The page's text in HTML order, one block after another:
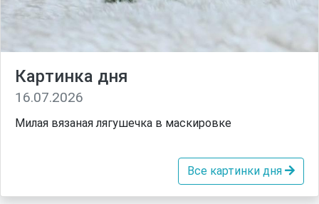
Картинка дня
16.07.2026
Милая вязаная лягушечка в маскировке
Все картинки дня